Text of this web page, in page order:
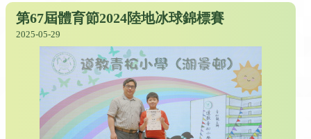
第67屆體育節2024陸地冰球錦標賽
2025-05-29